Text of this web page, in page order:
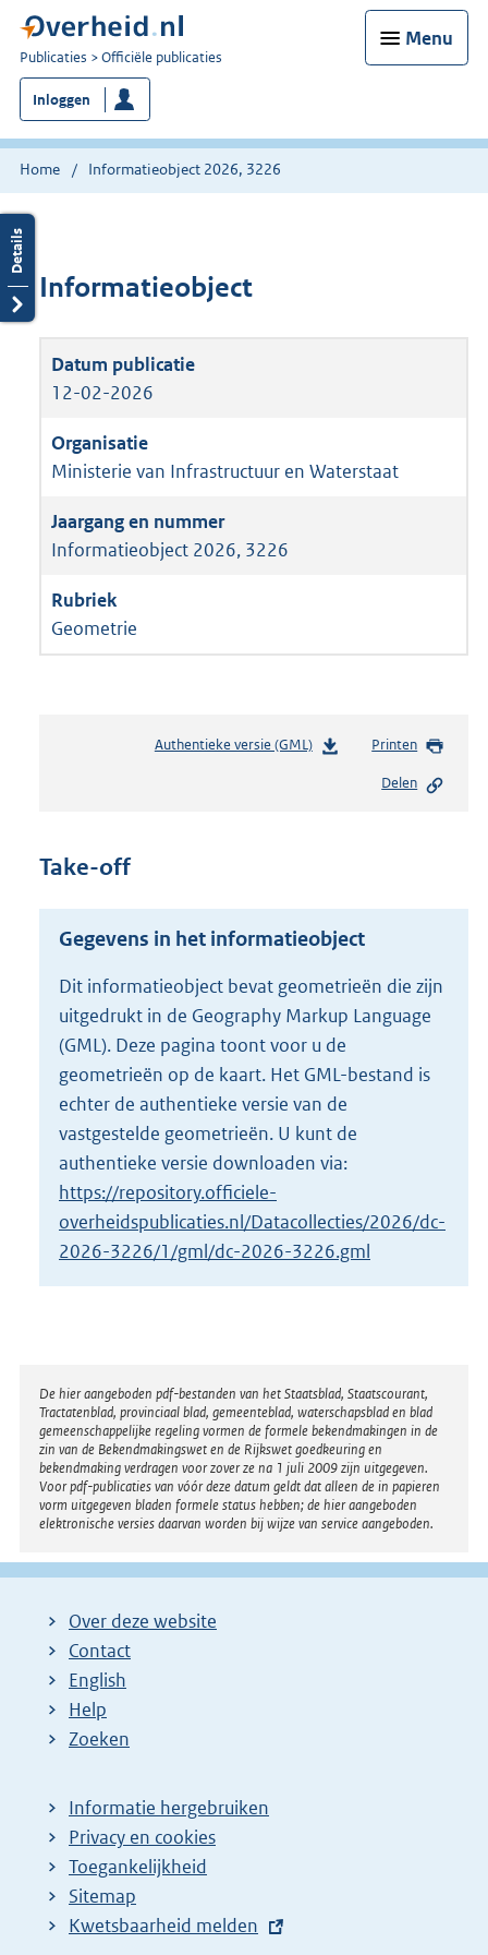
Menu
U
bent
nu
hier:
Publicaties Officiële publicaties
Inloggen
Home Informatieobject 2026, 3226
Informatieobject
12-02-2026
Ministerie van Infrastructuur en Waterstaat
Informatieobject 2026, 3226
Geometrie
Authentieke versie (GML)b
s
r
o
t
t
e
1
8
3
Printen
Delen
Take-off
Gegevens in het informatieobject
Dit informatieobject bevat geometrieën die zijn
uitgedrukt in de Geography Markup Language
(GML). Deze pagina toont voor u de
geometrieën op de kaart. Het GML-bestand is
echter de authentieke versie van de
vastgestelde geometrieën. U kunt de
authentieke versie downloaden via:
https://repository.officiele-
overheidspublicaties.nl/Datacollecties/2026/dc-
2026-3226/1/gml/dc-2026-3226.gml
Disclaimer
De hier aangeboden pdf-bestanden van het Staatsblad, Staatscourant,
Tractatenblad, provinciaal blad, gemeenteblad, waterschapsblad en blad
gemeenschappelijke regeling vormen de formele bekendmakingen in de
zin van de Bekendmakingswet en de Rijkswet goedkeuring en
bekendmaking verdragen voor zover ze na 1 juli 2009 zijn uitgegeven.
Voor pdf-publicaties van vóór deze datum geldt dat alleen de in papieren
vorm uitgegeven bladen formele status hebben; de hier aangeboden
elektronische versies daarvan worden bij wijze van service aangeboden.
Over deze website
Contact
English
Help
Zoeken
Informatie hergebruiken
Privacy en cookies
Toegankelijkheid
Sitemap
E
Kwetsbaarheid melden